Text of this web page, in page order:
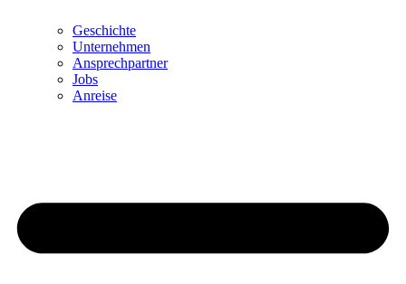
Geschichte
Unternehmen
Ansprechpartner
Jobs
Anreise